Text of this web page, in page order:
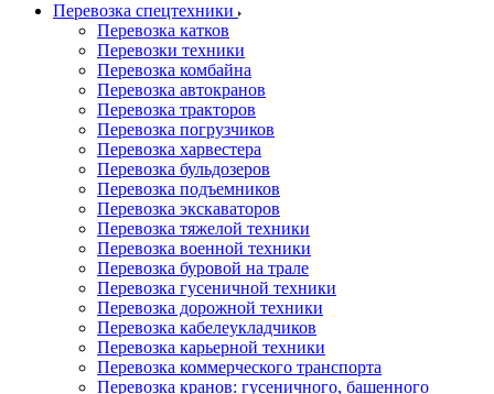
Перевозка спецтехники
Перевозка катков
Перевозки техники
Перевозка комбайна
Перевозка автокранов
Перевозка тракторов
Перевозка погрузчиков
Перевозка харвестера
Перевозка бульдозеров
Перевозка подъемников
Перевозка экскаваторов
Перевозка тяжелой техники
Перевозка военной техники
Перевозка буровой на трале
Перевозка гусеничной техники
Перевозка дорожной техники
Перевозка кабелеукладчиков
Перевозка карьерной техники
Перевозка коммерческого транспорта
Перевозка кранов: гусеничного, башенного